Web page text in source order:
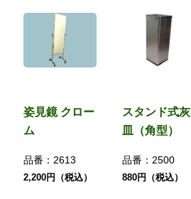
姿見鏡 クロー
ム
品番： 2613
2,200円（税込）
スタンド式灰
皿（角型）
品番： 2500
880円（税込）